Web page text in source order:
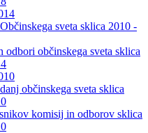
sveta sklica 2010 -
odbori občinskega sveta sklica
občinskega sveta sklica
komisij in odborov sklica